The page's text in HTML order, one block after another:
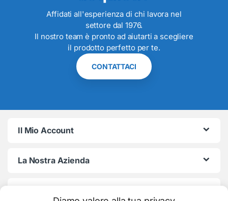
Affidati all'esperienza di chi lavora nel
settore dal 1976.
Il nostro team è pronto ad aiutarti a scegliere
il prodotto perfetto per te.
CONTATTACI
Il Mio Account
La Nostra Azienda